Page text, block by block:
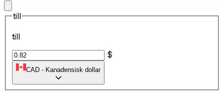
till
till
$
CAD - Kanadensisk dollar